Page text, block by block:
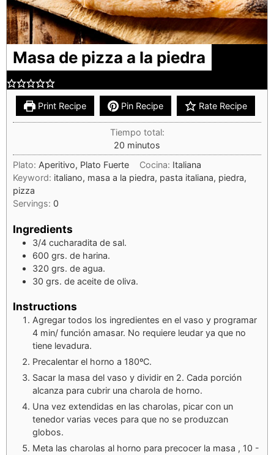
Masa de pizza a la piedra
Print Recipe Pin Recipe Rate Recipe
Tiempo total:
20 minutos
Plato: Aperitivo, Plato Fuerte Cocina: Italiana
Keyword: italiano, masa a la piedra, pasta italiana, piedra,
pizza
Servings: 0
Ingredients
3/4 cucharadita de sal.
600 grs. de harina.
320 grs. de agua.
30 grs. de aceite de oliva.
Instructions
Agregar todos los ingredientes en el vaso y programar
4 min/ función amasar. No requiere leudar ya que no
tiene levadura.
Precalentar el horno a 180ºC.
Sacar la masa del vaso y dividir en 2. Cada porción
alcanza para cubrir una charola de horno.
Una vez extendidas en las charolas, picar con un
tenedor varias veces para que no se produzcan
globos.
Meta las charolas al horno para precocer la masa , 10 -